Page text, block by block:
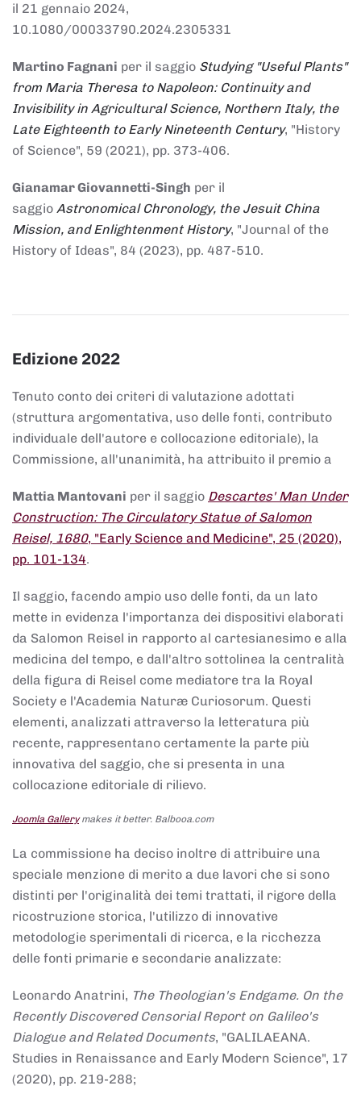
il 21 gennaio 2024,
10.1080/00033790.2024.2305331
Martino Fagnani per il saggio Studying "Useful Plants"
from Maria Theresa to Napoleon: Continuity and
Invisibility in Agricultural Science, Northern Italy, the
Late Eighteenth to Early Nineteenth Century, "History
of Science", 59 (2021), pp. 373-406.
Gianamar Giovannetti-Singh per il
saggio Astronomical Chronology, the Jesuit China
Mission, and Enlightenment History, "Journal of the
History of Ideas", 84 (2023), pp. 487-510.
Edizione 2022
Tenuto conto dei criteri di valutazione adottati
(struttura argomentativa, uso delle fonti, contributo
individuale dell'autore e collocazione editoriale), la
Commissione, all'unanimità, ha attribuito il premio a
Mattia Mantovani per il saggio Descartes' Man Under
Construction: The Circulatory Statue of Salomon
Reisel, 1680, "Early Science and Medicine", 25 (2020),
pp. 101-134.
Il saggio, facendo ampio uso delle fonti, da un lato
mette in evidenza l'importanza dei dispositivi elaborati
da Salomon Reisel in rapporto al cartesianesimo e alla
medicina del tempo, e dall'altro sottolinea la centralità
della figura di Reisel come mediatore tra la Royal
Society e l'Academia Naturæ Curiosorum. Questi
elementi, analizzati attraverso la letteratura più
recente, rappresentano certamente la parte più
innovativa del saggio, che si presenta in una
collocazione editoriale di rilievo.
Joomla Gallerymakes it better. Balbooa.com
La commissione ha deciso inoltre di attribuire una
speciale menzione di merito a due lavori che si sono
distinti per l'originalità dei temi trattati, il rigore della
ricostruzione storica, l'utilizzo di innovative
metodologie sperimentali di ricerca, e la ricchezza
delle fonti primarie e secondarie analizzate:
Leonardo Anatrini, The Theologian's Endgame. On the
Recently Discovered Censorial Report on Galileo's
Dialogue and Related Documents, "GALILAEANA.
Studies in Renaissance and Early Modern Science", 17
(2020), pp. 219-288;